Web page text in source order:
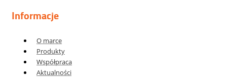
Informacje
O marce
Produkty
Współpraca
Aktualności